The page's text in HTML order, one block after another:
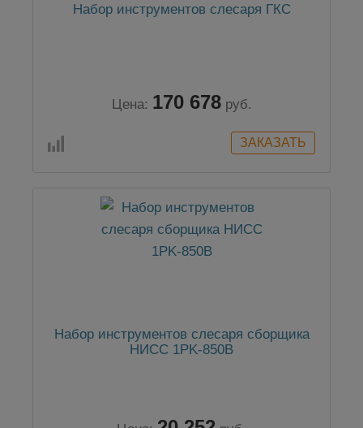
Набор инструментов слесаря ГКС
Цена: 170 678 руб.
Набор инструментов слесаря сборщика
НИСС 1PK-850B